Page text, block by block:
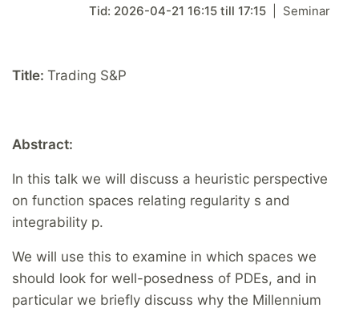
Tid: 2026-04-21 16:15 till 17:15 Seminar
Title: Trading S&P
Abstract:
In this talk we will discuss a heuristic perspective
on function spaces relating regularity s and
integrability p.
We will use this to examine in which spaces we
should look for well-posedness of PDEs, and in
particular we briefly discuss why the Millennium